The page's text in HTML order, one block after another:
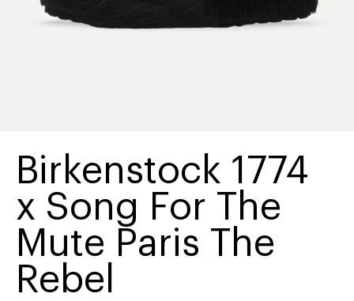
Birkenstock 1774
x Song For The
Mute Paris The
Rebel